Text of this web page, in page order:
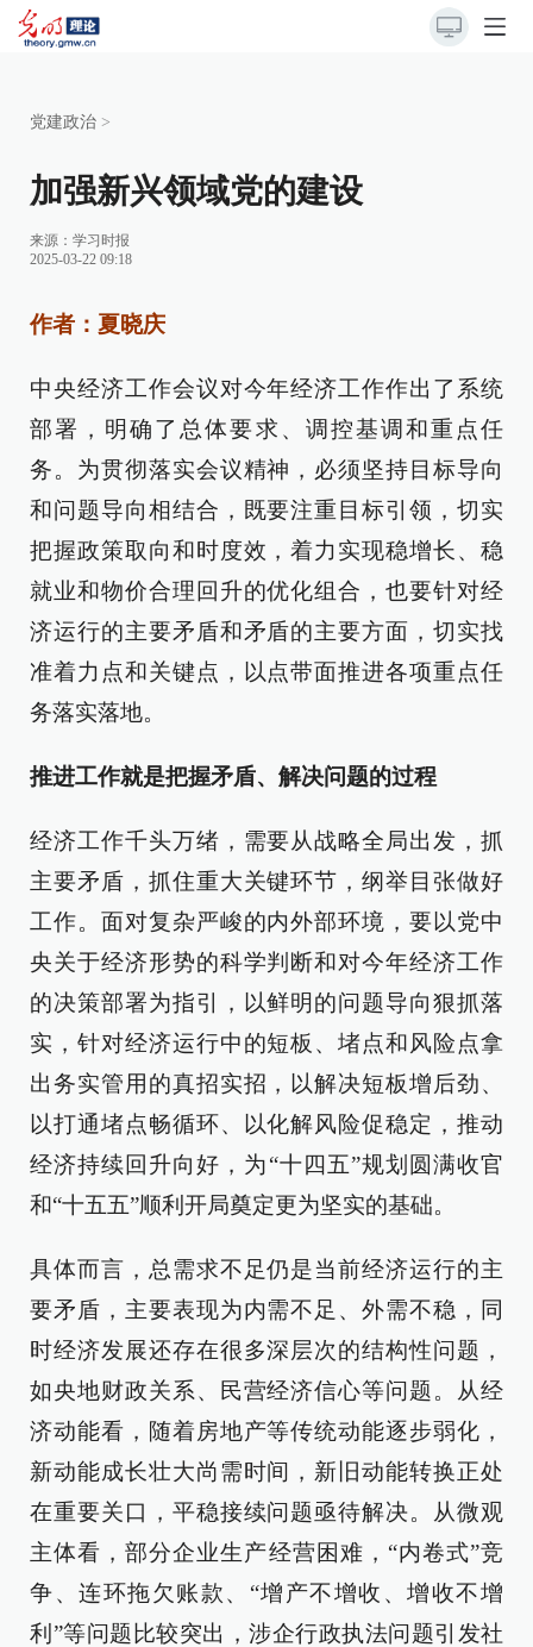
党建政治 >
加强新兴领域党的建设
来源： 学习时报
2025-03-22 09:18
作者：夏晓庆
中央经济工作会议对今年经济工作作出了系统
部署，明确了总体要求、调控基调和重点任
务。为贯彻落实会议精神，必须坚持目标导向
和问题导向相结合，既要注重目标引领，切实
把握政策取向和时度效，着力实现稳增长、稳
就业和物价合理回升的优化组合，也要针对经
济运行的主要矛盾和矛盾的主要方面，切实找
准着力点和关键点，以点带面推进各项重点任
务落实落地。
推进工作就是把握矛盾、解决问题的过程
经济工作千头万绪，需要从战略全局出发，抓
主要矛盾，抓住重大关键环节，纲举目张做好
工作。面对复杂严峻的内外部环境，要以党中
央关于经济形势的科学判断和对今年经济工作
的决策部署为指引，以鲜明的问题导向狠抓落
实，针对经济运行中的短板、堵点和风险点拿
出务实管用的真招实招，以解决短板增后劲、
以打通堵点畅循环、以化解风险促稳定，推动
经济持续回升向好，为“十四五”规划圆满收官
和“十五五”顺利开局奠定更为坚实的基础。
具体而言，总需求不足仍是当前经济运行的主
要矛盾，主要表现为内需不足、外需不稳，同
时经济发展还存在很多深层次的结构性问题，
如央地财政关系、民营经济信心等问题。从经
济动能看，随着房地产等传统动能逐步弱化，
新动能成长壮大尚需时间，新旧动能转换正处
在重要关口，平稳接续问题亟待解决。从微观
主体看，部分企业生产经营困难，“内卷式”竞
争、连环拖欠账款、“增产不增收、增收不增
利”等问题比较突出，涉企行政执法问题引发社